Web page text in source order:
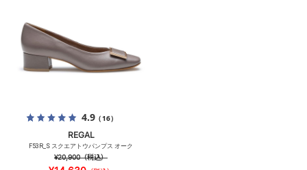
4.9（16）
REGAL
F53R_S スクエアトウパンプス オーク
¥20,900（税込）